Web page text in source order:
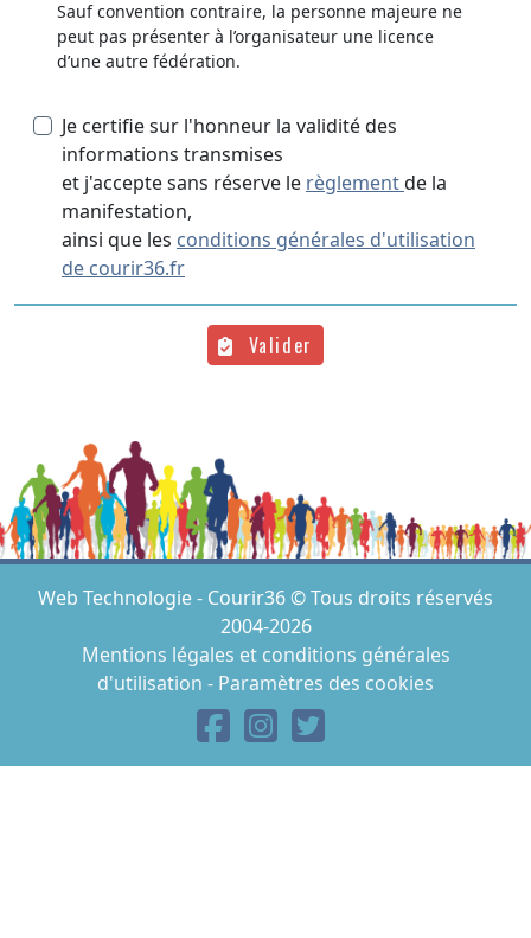
Sauf convention contraire, la personne majeure ne
peut pas présenter à l’organisateur une licence
d’une autre fédération.
Je certifie sur l'honneur la validité des
informations transmises
et j'accepte sans réserve le règlementde la
manifestation,
ainsi que les conditions générales d'utilisation
de courir36.fr
Valider
Web Technologie - Courir36 © Tous droits réservés
2004-2026
Mentions légales et conditions générales
d'utilisation - Paramètres des cookies